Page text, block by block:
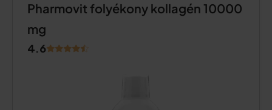
Pharmovit folyékony kollagén 10000
mg
4.6